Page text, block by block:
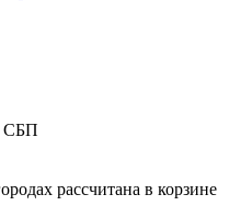
СБП
рассчитана в корзине